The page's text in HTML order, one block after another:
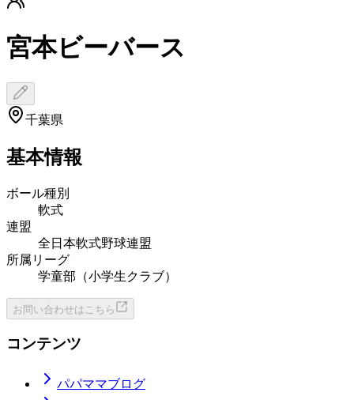
宮本ビーバース
千葉県
基本情報
ボール種別
軟式
連盟
全日本軟式野球連盟
所属リーグ
学童部（小学生クラブ）
お問い合わせはこちら
コンテンツ
パパママブログ